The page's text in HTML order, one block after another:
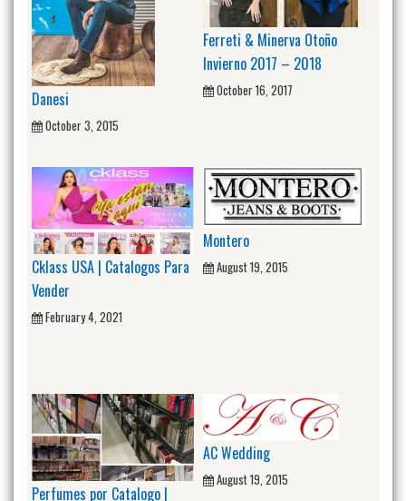
Danesi
October 3, 2015
Ferreti & Minerva Otoño
Invierno 2017 – 2018
October 16, 2017
Cklass USA | Catalogos Para
Vender
February 4, 2021
Montero
August 19, 2015
Perfumes por Catalogo |
AC Wedding
August 19, 2015